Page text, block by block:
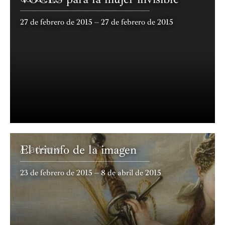
27 de febrero de 2015 – 27 de febrero de 2015
Academia
El triunfo de la imagen
23 de febrero de 2015 – 8 de abril de 2015